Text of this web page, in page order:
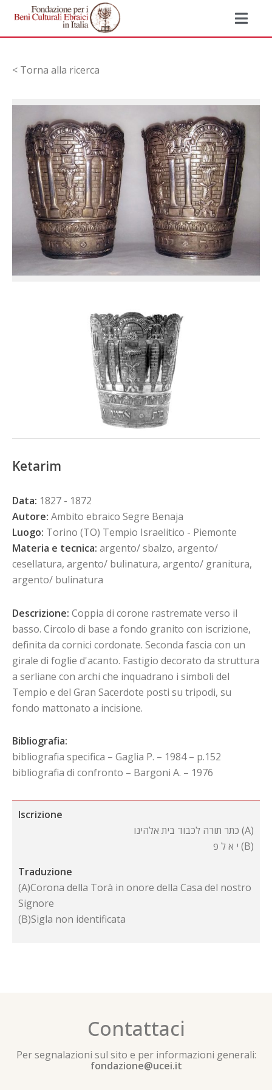
< Torna alla ricerca
Ketarim
Data: 1827 - 1872
Autore: Ambito ebraico Segre Benaja
Luogo: Torino (TO) Tempio Israelitico - Piemonte
Materia e tecnica: argento/ sbalzo, argento/
cesellatura, argento/ bulinatura, argento/ granitura,
argento/ bulinatura
Descrizione: Coppia di corone rastremate verso il
basso. Circolo di base a fondo granito con iscrizione,
definita da cornici cordonate. Seconda fascia con un
girale di foglie d'acanto. Fastigio decorato da struttura
a serliane con archi che inquadrano i simboli del
Tempio e del Gran Sacerdote posti su tripodi, su
fondo mattonato a incisione.
Bibliografia:
bibliografia specifica – Gaglia P. – 1984 – p.152
bibliografia di confronto – Bargoni A. – 1976
Iscrizione
כתר תורה לכבוד בית אלהינו (A)
י א ל פ (B)
Traduzione
(A)Corona della Torà in onore della Casa del nostro
Signore
(B)Sigla non identificata
Contattaci
Per segnalazioni sul sito e per informazioni generali:
fondazione@ucei.it